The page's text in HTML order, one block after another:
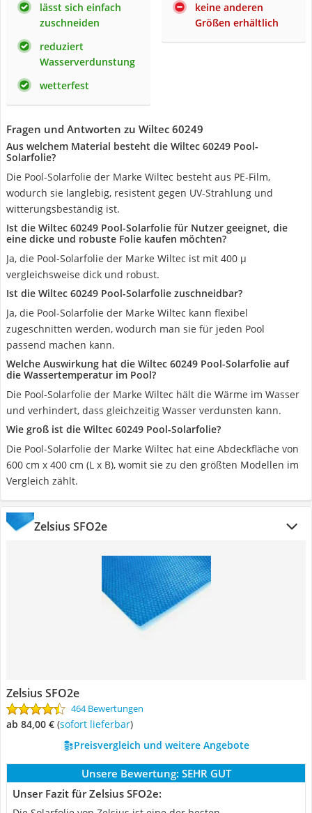
lässt sich einfach
zuschneiden
reduziert
Wasserverdunstung
wetterfest
keine anderen
Größen erhältlich
Fragen und Antworten zu Wiltec 60249
Aus welchem Material besteht die Wiltec 60249 Pool-
Solarfolie?
Die Pool-Solarfolie der Marke Wiltec besteht aus PE-Film,
wodurch sie langlebig, resistent gegen UV-Strahlung und
witterungsbeständig ist.
Ist die Wiltec 60249 Pool-Solarfolie für Nutzer geeignet, die
eine dicke und robuste Folie kaufen möchten?
Ja, die Pool-Solarfolie der Marke Wiltec ist mit 400 µ
vergleichsweise dick und robust.
Ist die Wiltec 60249 Pool-Solarfolie zuschneidbar?
Ja, die Pool-Solarfolie der Marke Wiltec kann flexibel
zugeschnitten werden, wodurch man sie für jeden Pool
passend machen kann.
Welche Auswirkung hat die Wiltec 60249 Pool-Solarfolie auf
die Wassertemperatur im Pool?
Die Pool-Solarfolie der Marke Wiltec hält die Wärme im Wasser
und verhindert, dass gleichzeitig Wasser verdunsten kann.
Wie groß ist die Wiltec 60249 Pool-Solarfolie?
Die Pool-Solarfolie der Marke Wiltec hat eine Abdeckfläche von
600 cm x 400 cm (L x B), womit sie zu den größten Modellen im
Vergleich zählt.
‎Zelsius SFO2e
‎Zelsius SFO2e
464 Bewertungen
ab 84,00 € ( Sofort lieferbar)
Preisvergleich und weitere Angebote
Unsere Bewertung: SEHR GUT
Unser Fazit für ‎Zelsius SFO2e: